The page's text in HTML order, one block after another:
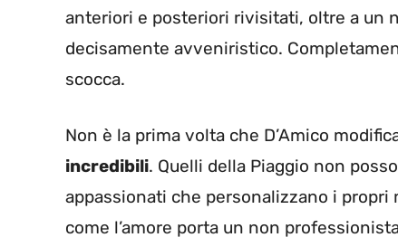
anteriori e posteriori rivisitati, oltre a un
decisamente avveniristico.
scocca.
Non è la prima volta che D’Amico
incredibili. Quelli della Piaggio non
appassionati che personalizzano i propri
come l’amore porta un non